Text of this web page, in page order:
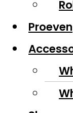
Proeven